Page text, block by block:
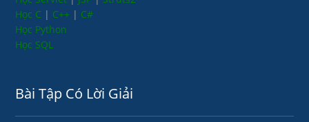
Học C | C++ | C#
Học Python
Học SQL
Bài Tập Có Lời Giải